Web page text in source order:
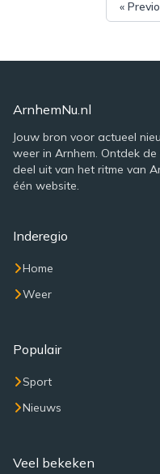
«
ArnhemNu.nl
Jouw bron voor actueel
weer in Arnhem. Ontdek
deel uit van het ritme van
één website.
Inderegio
Home
Weer
Populair
Sport
Nieuws
Veel bekeken